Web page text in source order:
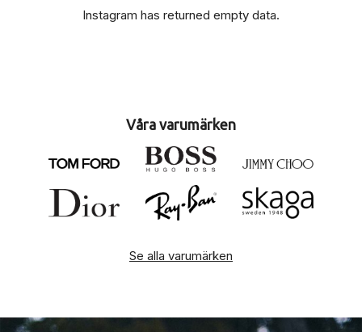
Instagram has returned empty data.
Våra varumärken
Se alla varumärken